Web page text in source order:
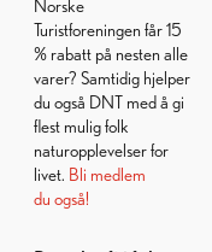
Norske
Turistforeningen får 15
% rabatt på nesten alle
varer? Samtidig hjelper
du også DNT med å gi
flest mulig folk
naturopplevelser for
livet. Bli medlem
du også!